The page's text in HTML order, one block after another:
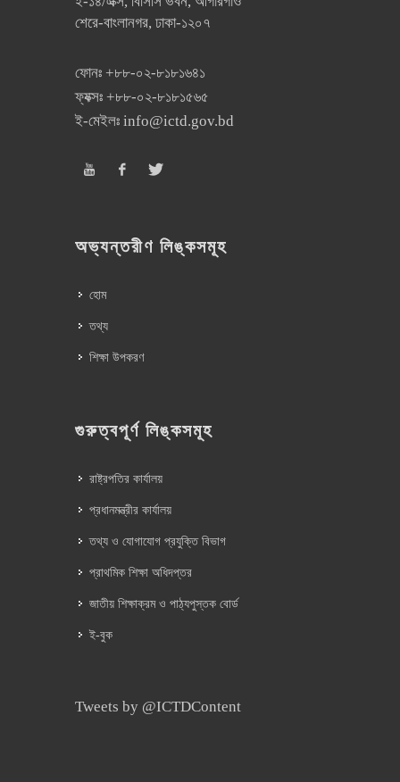
শেরে-বাংলানগর, ঢাকা-১২০৭
ফোনঃ +৮৮-০২-৮১৮১৬৪১
ফ্যক্সঃ +৮৮-০২-৮১৮১৫৬৫
ই-মেইলঃ info@ictd.gov.bd
অভ্যন্তরীণ লিঙ্কসমূহ
হোম
তথ্য
শিক্ষা উপকরণ
গুরুত্বপূর্ণ লিঙ্কসমূহ
রাষ্ট্রপতির কার্যালয়
প্রধানমন্ত্রীর কার্যালয়
তথ্য ও যোগাযোগ প্রযুক্তি বিভাগ
প্রাথমিক শিক্ষা অধিদপ্তর
জাতীয় শিক্ষাক্রম ও পাঠ্যপুস্তক বোর্ড
ই-বুক
Tweets by @ICTDContent